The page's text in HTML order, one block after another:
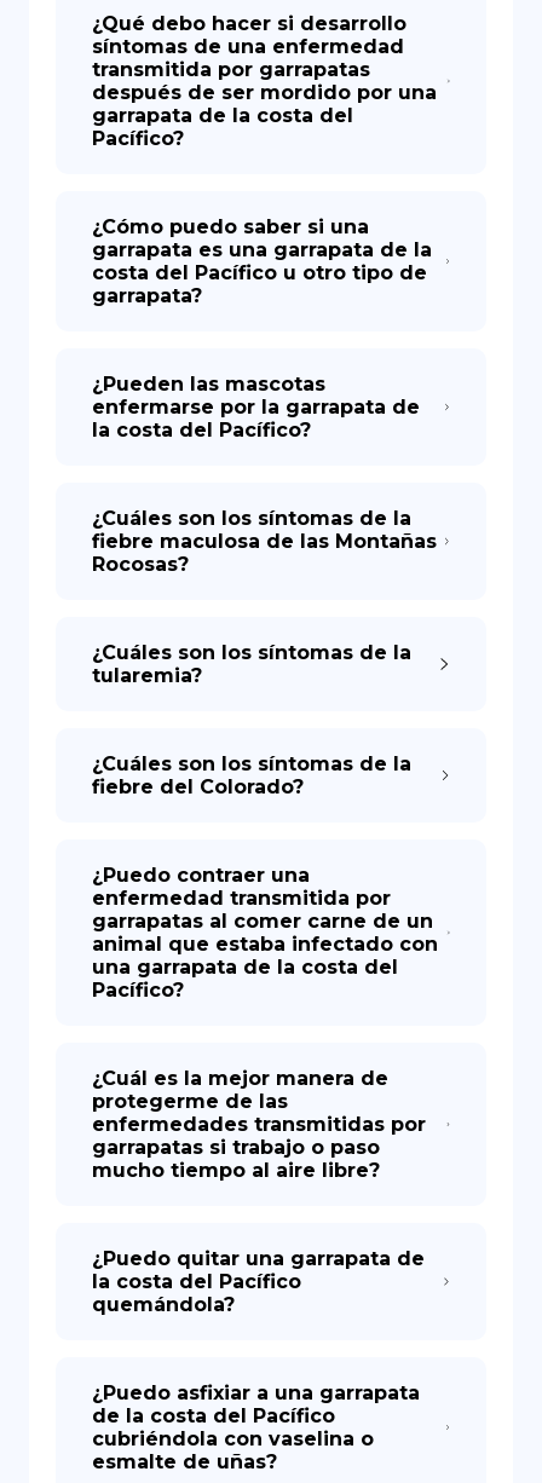
¿Qué debo hacer si desarrollo
síntomas de una enfermedad
transmitida por garrapatas
después de ser mordido por una
garrapata de la costa del
Pacífico?
¿Cómo puedo saber si una
garrapata es una garrapata de la
costa del Pacífico u otro tipo de
garrapata?
¿Pueden las mascotas
enfermarse por la garrapata de
la costa del Pacífico?
¿Cuáles son los síntomas de la
fiebre maculosa de las Montañas
Rocosas?
¿Cuáles son los síntomas de la
tularemia?
¿Cuáles son los síntomas de la
fiebre del Colorado?
¿Puedo contraer una
enfermedad transmitida por
garrapatas al comer carne de un
animal que estaba infectado con
una garrapata de la costa del
Pacífico?
¿Cuál es la mejor manera de
protegerme de las
enfermedades transmitidas por
garrapatas si trabajo o paso
mucho tiempo al aire libre?
¿Puedo quitar una garrapata de
la costa del Pacífico
quemándola?
¿Puedo asfixiar a una garrapata
de la costa del Pacífico
cubriéndola con vaselina o
esmalte de uñas?